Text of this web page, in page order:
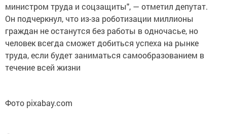
министром труда и соцзащиты", — отметил депутат.
Он подчеркнул, что из-за роботизации миллионы
граждан не останутся без работы в одночасье, но
человек всегда сможет добиться успеха на рынке
труда, если будет заниматься самообразованием в
течение всей жизни
Фото pixabay.com